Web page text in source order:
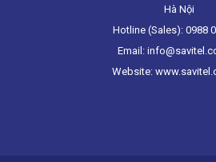
Hà Nội
Hotline (Sales): 0988
Email:
Website: